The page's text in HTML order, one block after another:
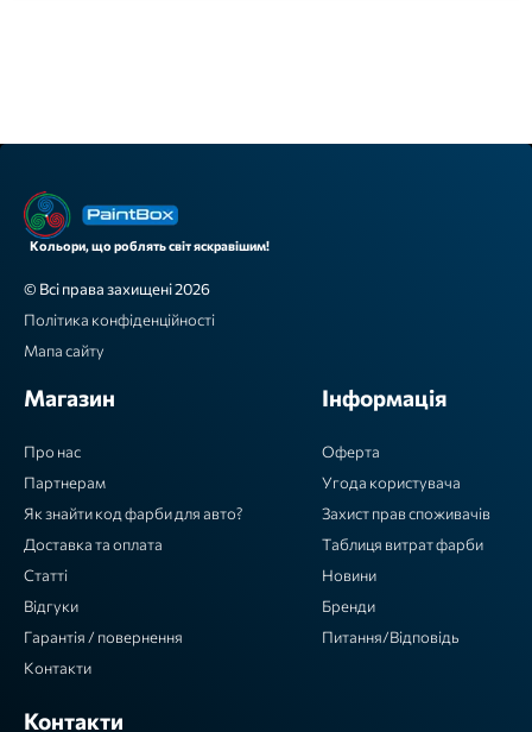
Кольори, що роблять світ яскравішим!
© Всі права захищені 2026
Політика конфіденційності
Мапа сайту
Магазин
Про нас
Партнерам
Як знайти код фарби для авто?
Доставка та оплата
Статті
Відгуки
Гарантія / повернення
Контакти
Інформація
Оферта
Угода користувача
Захист прав споживачів
Таблиця витрат фарби
Новини
Бренди
Питання/Відповідь
Контакти